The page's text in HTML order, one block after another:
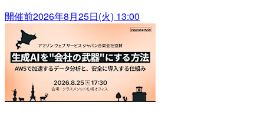
開催前2026年8月25日(火) 13:00